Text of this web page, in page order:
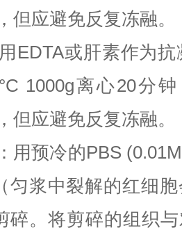
应避免反复冻融。
用EDTA或肝素作为
1000g离心20分
应避免反复冻融。
：用预冷的PBS
匀浆中裂解的红细
碎。将剪碎的组织